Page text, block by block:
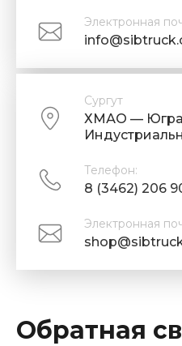
Электронная
Сургут
ХМАО — Югра,
Телефон:
8 (3462) 206
Электронная
Обратная